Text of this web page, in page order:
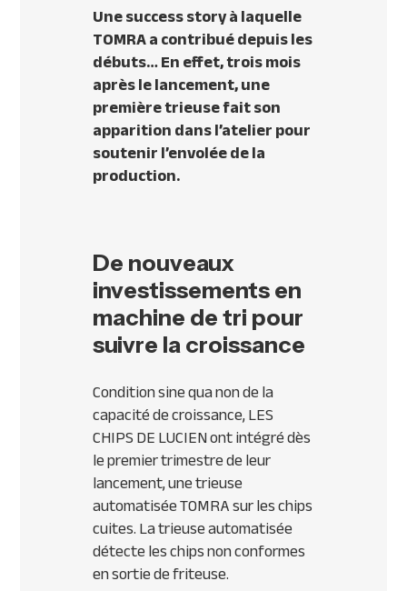
Une success story à laquelle
TOMRA a contribué depuis les
débuts… En effet, trois mois
après le lancement, une
première trieuse fait son
apparition dans l’atelier pour
soutenir l’envolée de la
production.
De nouveaux
investissements en
machine de tri pour
suivre la croissance
Condition sine qua non de la
capacité de croissance, LES
CHIPS DE LUCIEN ont intégré dès
le premier trimestre de leur
lancement, une trieuse
automatisée TOMRA sur les chips
cuites. La trieuse automatisée
détecte les chips non conformes
en sortie de friteuse.